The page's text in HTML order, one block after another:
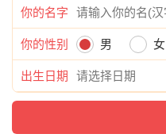
你的名字
你的性别 男 女
出生日期